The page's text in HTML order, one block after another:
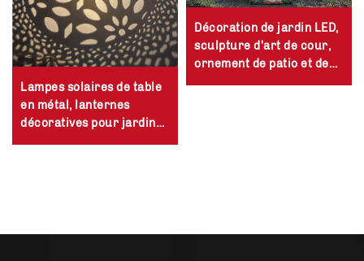
Lampes solaires de table
en métal, lanternes
décoratives pour jardin
Décoration de jardin LED,
sculpture d'art de cour,
ornement de patio et de